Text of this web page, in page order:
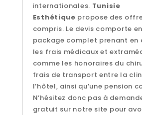
internationales. Tunisie
Esthétique propose des
compris. Le devis comporte
package complet prenant en
les frais médicaux et
comme les honoraires du
frais de transport entre la
l’hôtel, ainsi qu’une pension
N’hésitez donc pas à
gratuit sur notre site pour